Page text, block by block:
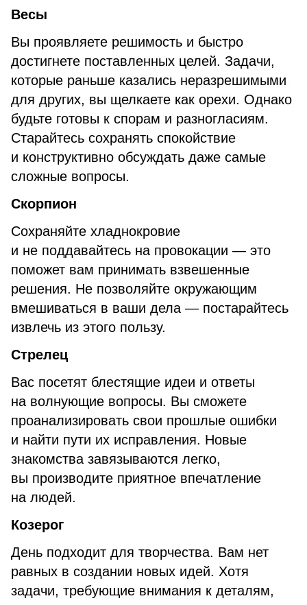
Весы
Вы проявляете решимость и быстро
достигнете поставленных целей. Задачи,
которые раньше казались неразрешимыми
для других, вы щелкаете как орехи. Однако
будьте готовы к спорам и разногласиям.
Старайтесь сохранять спокойствие
и конструктивно обсуждать даже самые
сложные вопросы.
Скорпион
Сохраняйте хладнокровие
и не поддавайтесь на провокации — это
поможет вам принимать взвешенные
решения. Не позволяйте окружающим
вмешиваться в ваши дела — постарайтесь
извлечь из этого пользу.
Стрелец
Вас посетят блестящие идеи и ответы
на волнующие вопросы. Вы сможете
проанализировать свои прошлые ошибки
и найти пути их исправления. Новые
знакомства завязываются легко,
вы производите приятное впечатление
на людей.
Козерог
День подходит для творчества. Вам нет
равных в создании новых идей. Хотя
задачи, требующие внимания к деталям,